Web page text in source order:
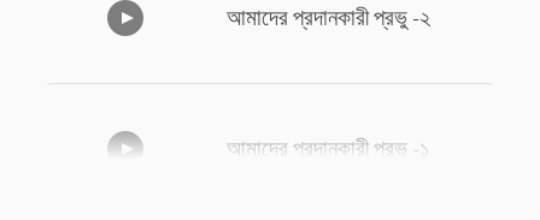
আমাদের প্রদানকারী প্রভু -২
আমাদের প্রদানকারী প্রভু -১